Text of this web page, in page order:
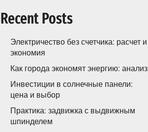
Recent Posts
Электричество без счетчика: расчет и
экономия
Как города экономят энергию: анализ
Инвестиции в солнечные панели:
цена и выбор
Практика: задвижка с выдвижным
шпинделем